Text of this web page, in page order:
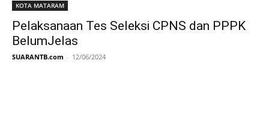
KOTA MATARAM
Pelaksanaan Tes Seleksi CPNS dan PPPK
BelumJelas
SUARANTB.com - 12/06/2024